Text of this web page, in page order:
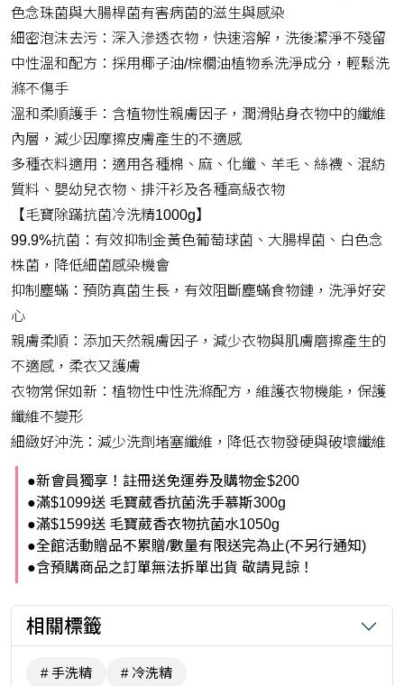
色念珠菌與大腸桿菌有害病菌的滋生與感染
細密泡沫去污：深入滲透衣物，快速溶解，洗後潔淨不殘留
中性溫和配方：採用椰子油/棕櫚油植物系洗淨成分，輕鬆洗
滌不傷手
溫和柔順護手：含植物性親膚因子，潤滑貼身衣物中的纖維
內層，減少因摩擦皮膚產生的不適感
多種衣料適用：適用各種棉、麻、化纖、羊毛、絲襪、混紡
質料、嬰幼兒衣物、排汗衫及各種高級衣物
【毛寶除蹣抗菌冷洗精1000g】
99.9%抗菌：有效抑制金黃色葡萄球菌、大腸桿菌、白色念
株菌，降低細菌感染機會
抑制塵蟎：預防真菌生長，有效阻斷塵蟎食物鏈，洗淨好安
心
親膚柔順：添加天然親膚因子，減少衣物與肌膚磨擦產生的
不適感，柔衣又護膚
衣物常保如新：植物性中性洗滌配方，維護衣物機能，保護
纖維不變形
細緻好沖洗：減少洗劑堵塞纖維，降低衣物發硬與破壞纖維
●新會員獨享！註冊送免運券及購物金$200
●滿$1099送 毛寶葳香抗菌洗手慕斯300g
●滿$1599送 毛寶葳香衣物抗菌水1050g
●全館活動贈品不累贈/數量有限送完為止(不另行通知)
●含預購商品之訂單無法拆單出貨 敬請見諒！
相關標籤
手洗精 冷洗精